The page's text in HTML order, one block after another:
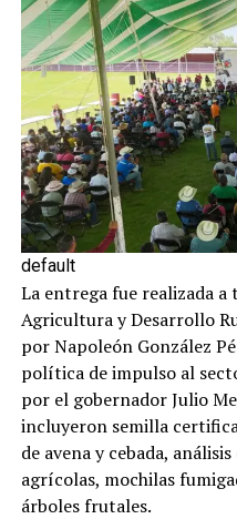
default
La entrega fue realizada a
Agricultura y Desarrollo
por Napoleón González
política de impulso al
por el gobernador Julio
incluyeron semilla
de avena y cebada,
agrícolas, mochilas
árboles frutales.